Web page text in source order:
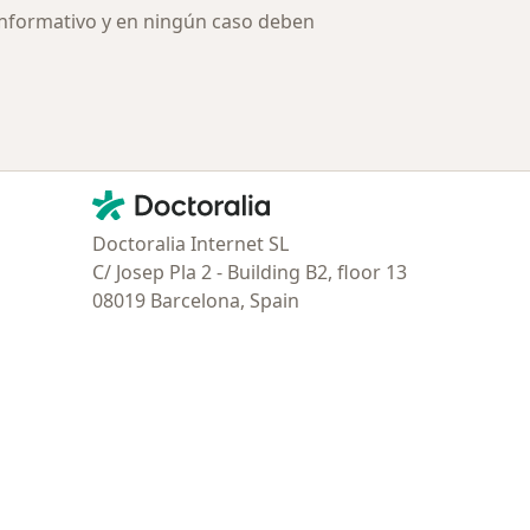
y en ningún caso deben
Contacto
Doctoralia - Página de inicio
Doctoralia Internet SL
C/ Josep Pla 2 - Building B2, floor 13
08019 Barcelona, Spain